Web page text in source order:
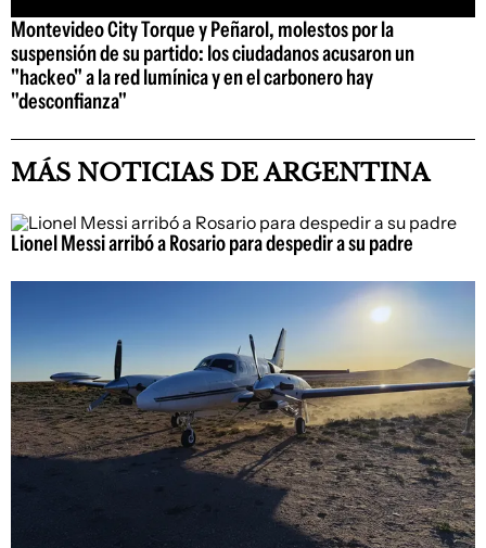
Montevideo City Torque y Peñarol, molestos por la
suspensión de su partido: los ciudadanos acusaron un
"hackeo" a la red lumínica y en el carbonero hay
"desconfianza"
MÁS NOTICIAS DE ARGENTINA
Lionel Messi arribó a Rosario para despedir a su padre